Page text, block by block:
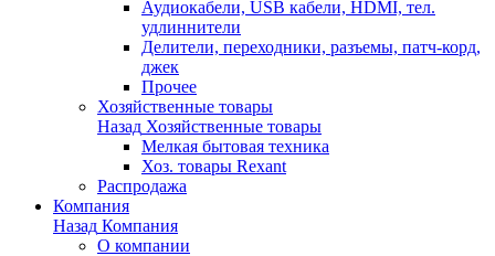
Аудиокабели, USB кабели, HDMI, тел.
удлиннители
Делители, переходники, разъемы, патч-корд,
джек
Прочее
Хозяйственные товары
Назад Хозяйственные товары
Мелкая бытовая техника
Хоз. товары Rexant
Распродажа
Компания
Назад Компания
О компании